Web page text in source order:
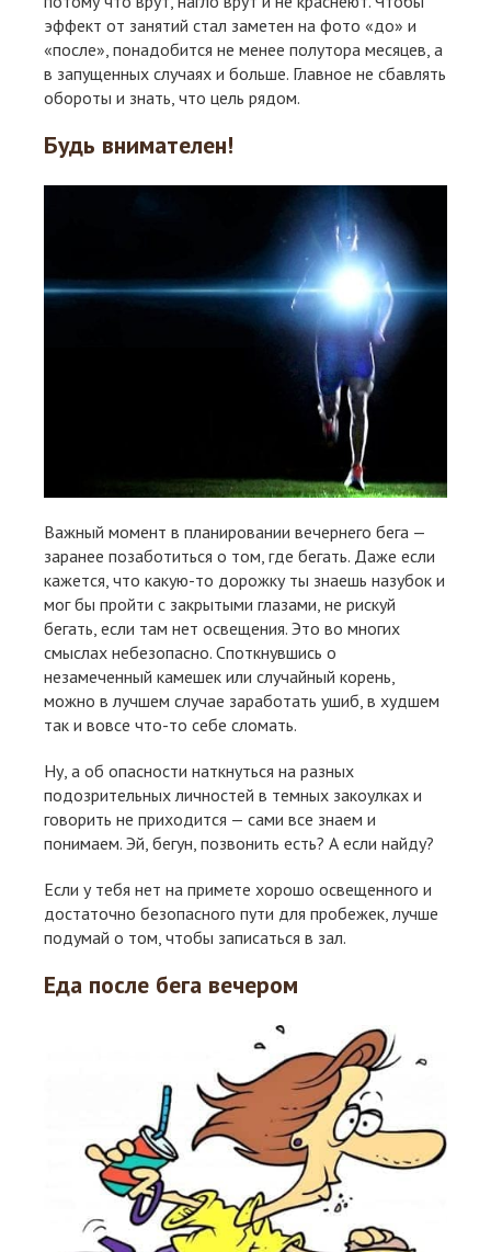
эффект от занятий стал заметен на фото «до» и
«после», понадобится не менее полутора месяцев, а
в запущенных случаях и больше. Главное не сбавлять
обороты и знать, что цель рядом.
Будь внимателен!
Важный момент в планировании вечернего бега —
заранее позаботиться о том, где бегать. Даже если
кажется, что какую-то дорожку ты знаешь назубок и
мог бы пройти с закрытыми глазами, не рискуй
бегать, если там нет освещения. Это во многих
смыслах небезопасно. Споткнувшись о
незамеченный камешек или случайный корень,
можно в лучшем случае заработать ушиб, в худшем
так и вовсе что-то себе сломать.
Ну, а об опасности наткнуться на разных
подозрительных личностей в темных закоулках и
говорить не приходится — сами все знаем и
понимаем. Эй, бегун, позвонить есть? А если найду?
Если у тебя нет на примете хорошо освещенного и
достаточно безопасного пути для пробежек, лучше
подумай о том, чтобы записаться в зал.
Еда после бега вечером